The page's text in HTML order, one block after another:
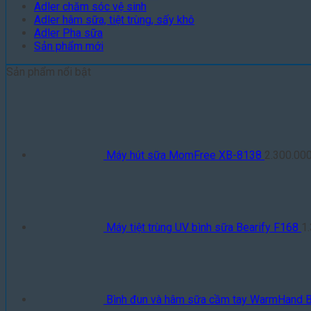
Adler chăm sóc vệ sinh
Adler hâm sữa, tiệt trùng, sấy khô
Adler Pha sữa
Sản phẩm mới
Sản phẩm nổi bật
Máy hút sữa MomFree XB-8138 2.300.000
Máy tiệt trùng UV bình sữa Bearify F168
Bình đun và hâm sữa cầm tay WarmHand